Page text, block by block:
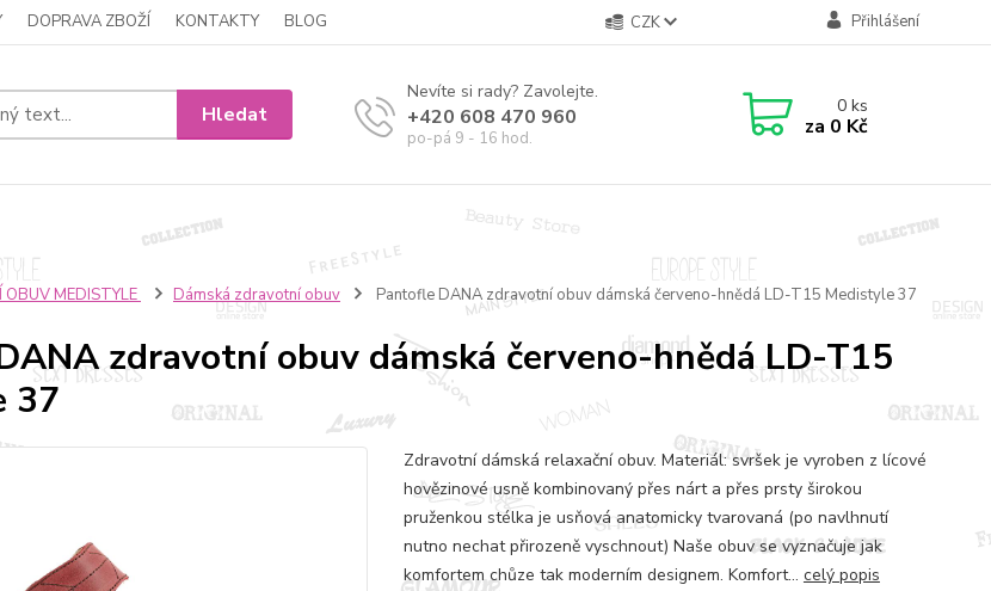
DOPRAVA ZBOŽÍ KONTAKTY BLOG CZK Přihlášení
Hledat
Nevíte si rady? Zavolejte.
+420 608 470 960
po-pá 9 - 16 hod.
0ks
za 0 Kč
MEDISTYLE Dámská zdravotní obuv Pantofle DANA zdravotní obuv dámská červeno-hnědá LD-T15 Medistyle 37
zdravotní obuv dámská červeno-hnědá LD-T15
37
Zdravotní dámská relaxační obuv. Materiál: svršek je vyroben z lícové
hovězinové usně kombinovaný přes nárt a přes prsty širokou
pruženkou stélka je usňová anatomicky tvarovaná (po navlhnutí
nutno nechat přirozeně vyschnout) Naše obuv se vyznačuje jak
komfortem chůze tak moderním designem. Komfort... celý popis